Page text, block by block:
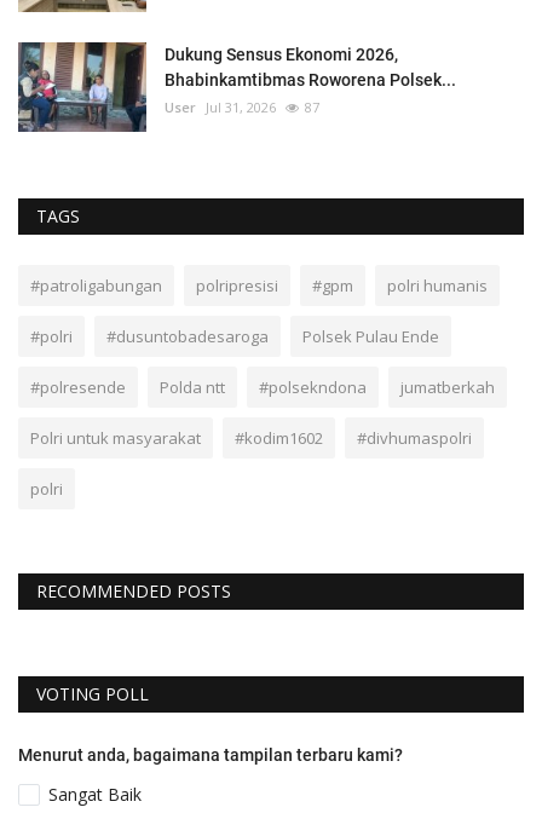
Dukung Sensus Ekonomi 2026,
Bhabinkamtibmas Roworena Polsek...
User Jul 31, 2026 87
TAGS
#patroligabungan polripresisi #gpm polri humanis
#polri #dusuntobadesaroga Polsek Pulau Ende
#polresende Polda ntt #polsekndona jumatberkah
Polri untuk masyarakat #kodim1602 #divhumaspolri
polri
RECOMMENDED POSTS
VOTING POLL
Menurut anda, bagaimana tampilan terbaru kami?
Sangat Baik